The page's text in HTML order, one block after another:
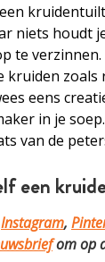
niets houdt
te
kruiden zoals
eens
in je
van de
een
Instagram,
om op